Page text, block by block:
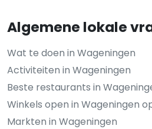
Algemene lokale
Wat te doen in Wageningen
Activiteiten in Wageningen
Beste restaurants in
Winkels open in Wageningen
Markten in Wageningen